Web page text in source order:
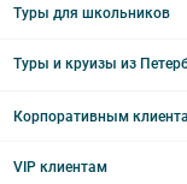
Туры для школьников
Туры в
Туры и круизы из
Корпоративным
VIP клиентам